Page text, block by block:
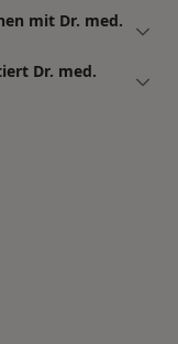
mit Dr. med.
Dr. med.